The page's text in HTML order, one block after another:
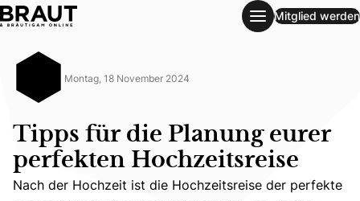
Tipps für die Planung eurer perfekten Hochzeitsreise
Mitglied werden
Montag, 18 November 2024
Tipps für die Planung eurer
perfekten Hochzeitsreise
Nach der Hochzeit ist die Hochzeitsreise der perfekte